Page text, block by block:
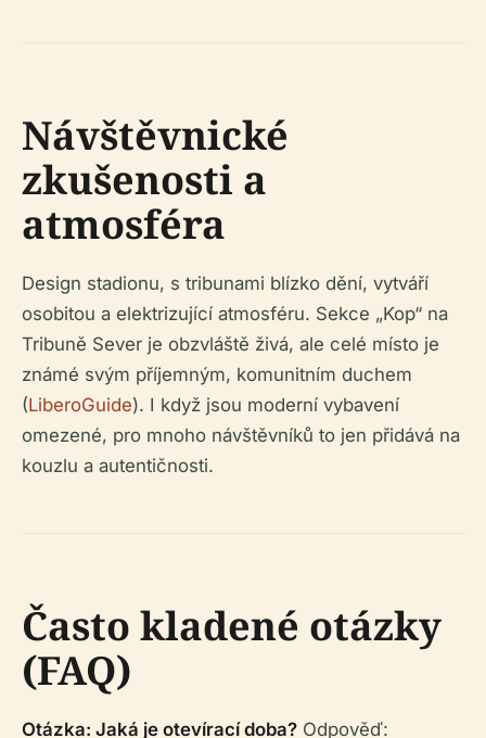
Návštěvnické
zkušenosti a
atmosféra
Design stadionu, s tribunami blízko dění, vytváří
osobitou a elektrizující atmosféru. Sekce „Kop“ na
Tribuně Sever je obzvláště živá, ale celé místo je
známé svým příjemným, komunitním duchem
(LiberoGuide). I když jsou moderní vybavení
omezené, pro mnoho návštěvníků to jen přidává na
kouzlu a autentičnosti.
Často kladené otázky
(FAQ)
Otázka: Jaká je otevírací doba? Odpověď: